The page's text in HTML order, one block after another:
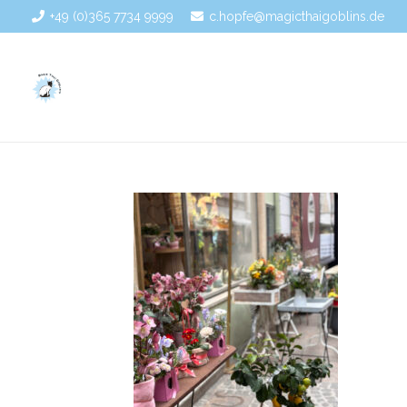
+49 (0)365 7734 9999 c.hopfe@magicthaigoblins.de